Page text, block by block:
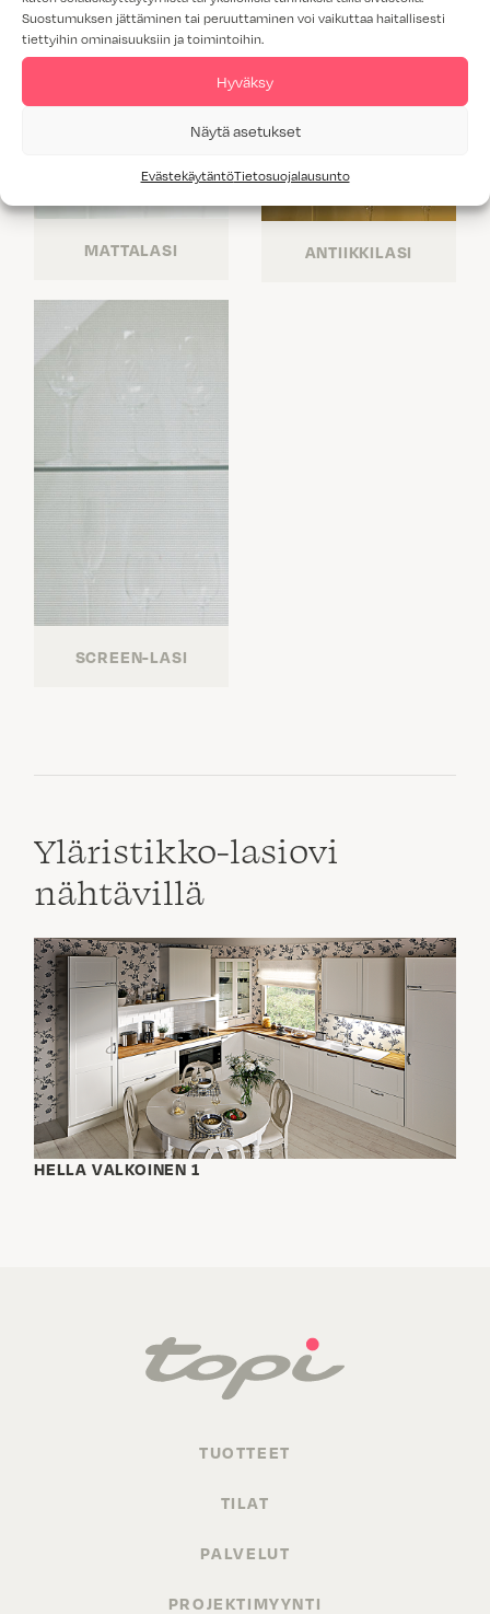
Suostumuksen jättäminen tai peruuttaminen voi vaikuttaa haitallisesti
tiettyihin ominaisuuksiin ja toimintoihin.
Hyväksy
Näytä asetukset
EvästekäytäntöTietosuojalausunto
MATTALASI ANTIIKKILASI
SCREEN-LASI
Yläristikko-lasiovi
nähtävillä
HELLA VALKOINEN 1
TUOTTEET
TILAT
PALVELUT
PROJEKTIMYYNTI